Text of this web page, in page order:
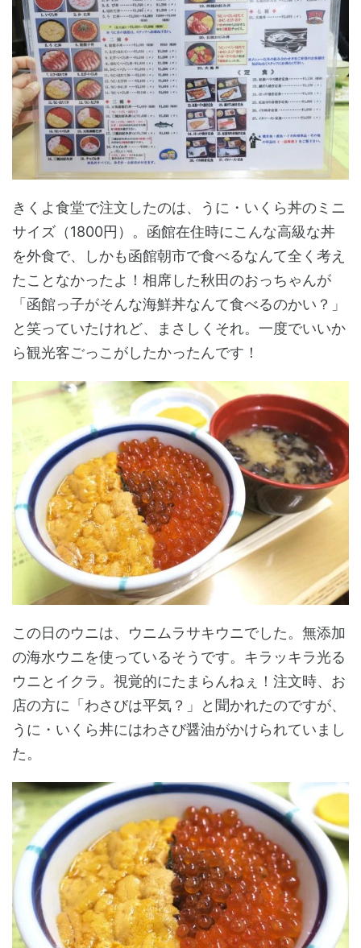
きくよ食堂で注文したのは、うに・いくら丼のミニ
サイズ（1800円）。函館在住時にこんな高級な丼
を外食で、しかも函館朝市で食べるなんて全く考え
たことなかったよ！相席した秋田のおっちゃんが
「函館っ子がそんな海鮮丼なんて食べるのかい？」
と笑っていたけれど、まさしくそれ。一度でいいか
ら観光客ごっこがしたかったんです！
この日のウニは、ウニムラサキウニでした。無添加
の海水ウニを使っているそうです。キラッキラ光る
ウニとイクラ。視覚的にたまらんねぇ！注文時、お
店の方に「わさびは平気？」と聞かれたのですが、
うに・いくら丼にはわさび醤油がかけられていまし
た。